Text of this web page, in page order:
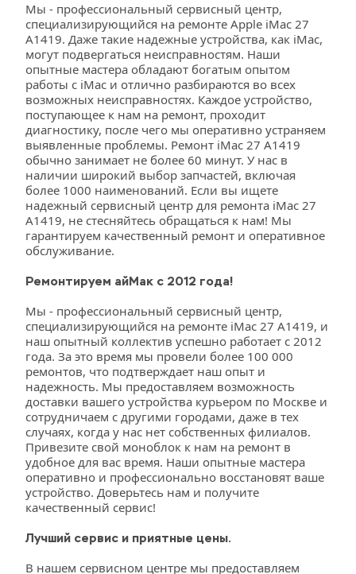
Мы - профессиональный сервисный центр,
специализирующийся на ремонте Apple iMac 27
A1419. Даже такие надежные устройства, как iMac,
могут подвергаться неисправностям. Наши
опытные мастера обладают богатым опытом
работы с iMac и отлично разбираются во всех
возможных неисправностях. Каждое устройство,
поступающее к нам на ремонт, проходит
диагностику, после чего мы оперативно устраняем
выявленные проблемы. Ремонт iMac 27 A1419
обычно занимает не более 60 минут. У нас в
наличии широкий выбор запчастей, включая
более 1000 наименований. Если вы ищете
надежный сервисный центр для ремонта iMac 27
A1419, не стесняйтесь обращаться к нам! Мы
гарантируем качественный ремонт и оперативное
обслуживание.
Ремонтируем айМак с 2012 года!
Мы - профессиональный сервисный центр,
специализирующийся на ремонте iMac 27 A1419, и
наш опытный коллектив успешно работает с 2012
года. За это время мы провели более 100 000
ремонтов, что подтверждает наш опыт и
надежность. Мы предоставляем возможность
доставки вашего устройства курьером по Москве и
сотрудничаем с другими городами, даже в тех
случаях, когда у нас нет собственных филиалов.
Привезите свой моноблок к нам на ремонт в
удобное для вас время. Наши опытные мастера
оперативно и профессионально восстановят ваше
устройство. Доверьтесь нам и получите
качественный сервис!
Лучший сервис и приятные цены.